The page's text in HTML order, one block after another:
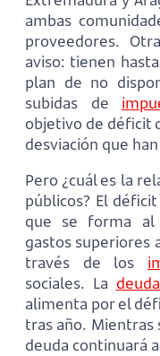
ambas
proveedores.
aviso: tienen
plan de no
subidas de
objetivo de déficit
desviación que
Pero ¿cuál es la
públicos? El
que se forma al
gastos superiores
través de los
sociales. La
alimenta por el
tras año. Mientras
deuda continuará